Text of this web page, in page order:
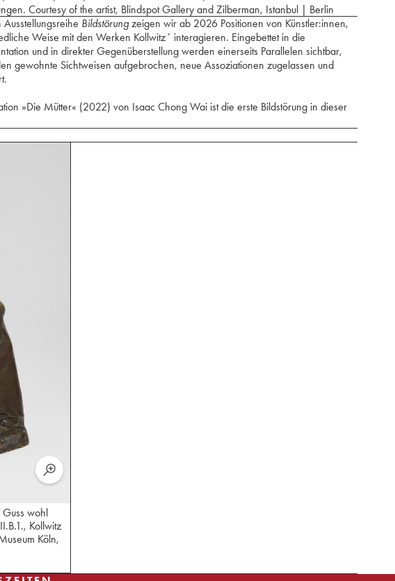
Courtesy of the artist, Blindspot Gallery and Zilberman, Istanbul | Berlin
Bildstörung zeigen wir ab 2026 Positionen von Künstler:innen,
Weise mit den Werken Kollwitz´ interagieren. Eingebettet in die
und in direkter Gegenüberstellung werden einerseits Parallelen sichtbar,
gewohnte Sichtweisen aufgebrochen, neue Assoziationen zugelassen und
»Die Mütter« (2022) von Isaac Chong Wai ist die erste Bildstörung in dieser
wohl
Kollwitz
Köln,